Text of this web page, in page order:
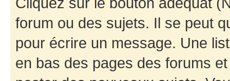
forum ou des sujets. Il se peut
pour écrire un message. Une
en bas des pages des forums